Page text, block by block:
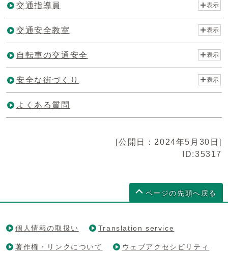
交通指導員 表示
交通安全教室 表示
自転車の交通安全 表示
安全な街づくり 表示
よくある質問
[公開日：2024年5月30日]
ID:35317
ページの先頭へ戻る
個人情報の取扱い Translation service
著作権・リンクについて ウェブアクセシビリティ